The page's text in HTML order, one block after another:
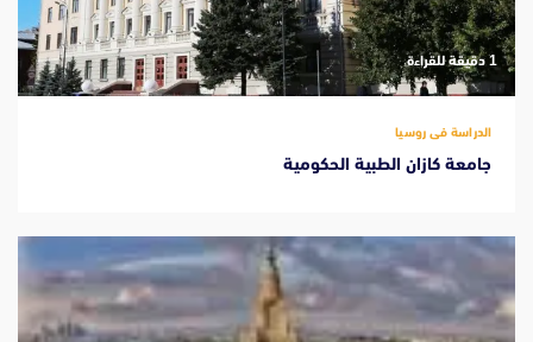
‫1 دقيقة للقراءة
الدراسة فى روسيا
جامعة كازان الطبية الحكومية